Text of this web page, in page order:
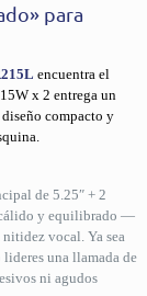
para
encuentra el
x 2 entrega un
compacto y
de 5.25″ + 2
cálido y equilibrado —
vocal. Ya sea
lideres una llamada de
ni agudos